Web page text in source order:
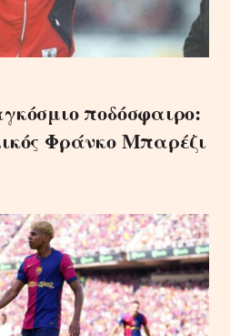
ποδόσφαιρο:
Φράνκο Μπαρέζι